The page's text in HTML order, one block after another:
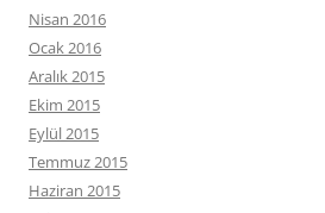
Nisan 2016
Ocak 2016
Aralık 2015
Ekim 2015
Eylül 2015
Temmuz 2015
Haziran 2015